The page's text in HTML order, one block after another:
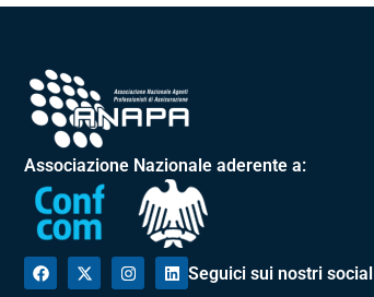
Associazione Nazionale aderente a:
Seguici sui nostri social